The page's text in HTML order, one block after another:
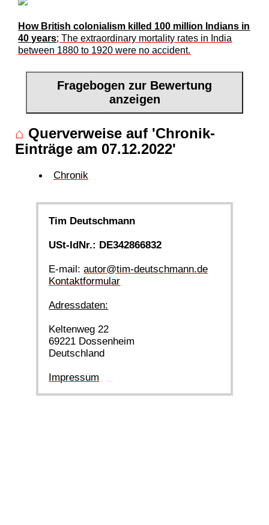
How British colonialism killed 100 million Indians in
40 years; The extraordinary mortality rates in India
between 1880 to 1920 were no accident.
Fragebogen zur Bewertung
anzeigen
⌂ Querverweise auf 'Chronik-
Einträge am 07.12.2022'
Chronik
Tim Deutschmann
USt-IdNr.: DE342866832
E-mail:autor@tim-deutschmann.de
Kontaktformular
Adressdaten:
Keltenweg 22
69221 Dossenheim
Deutschland
Impressum